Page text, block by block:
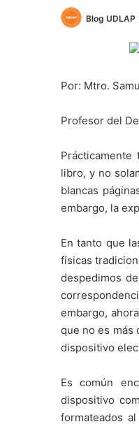
Blog UDLAP
Por: Mtro.
Profesor del
libro, y no
blancas
embargo, la
En tanto que
físicas
despedimos
embargo,
que no es más
dispositivo
Es común
dispositivo
formateados